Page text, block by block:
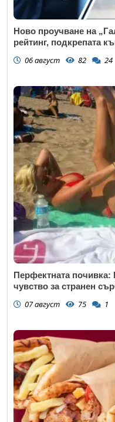
Ново проучване на
рейтинг, подкрепата
06 август 82 24
Перфектната
чувство за странен
07 август 75 1